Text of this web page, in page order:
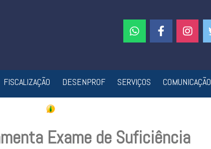
FISCALIZAÇÃO DESENPROF SERVIÇOS COMUNICAÇÃO
Exame de Suficiência